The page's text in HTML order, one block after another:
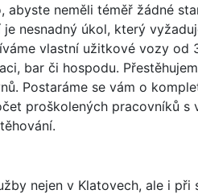
neměli téměř žádné
nesnadný úkol, který
vlastní užitkové vozy
bar či hospodu.
Postaráme se vám o
proškolených pracovníků s
nejen v Klatovech, ale i